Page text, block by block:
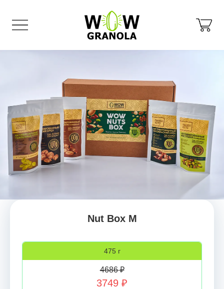
Nut Box M
475 г
4686 ₽
3749 ₽